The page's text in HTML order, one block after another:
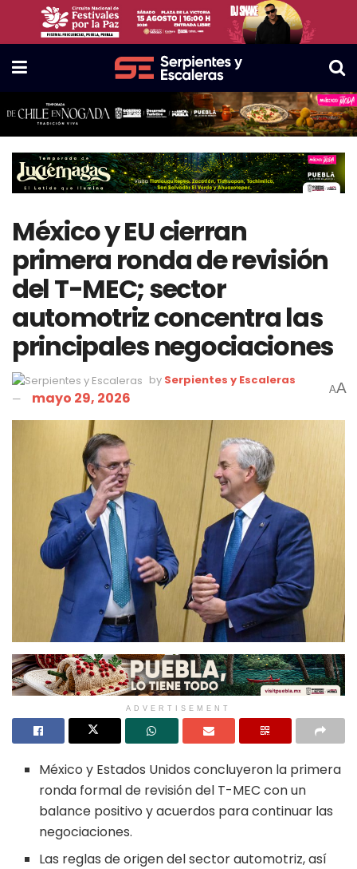
México y EU cierran
primera ronda de revisión
del T-MEC; sector
automotriz concentra las
principales negociaciones
by Serpientes y Escaleras
mayo 29, 2026 AA
ADVERTISEMENT
México y Estados Unidos concluyeron la primera
ronda formal de revisión del T-MEC con un
balance positivo y acuerdos para continuar las
negociaciones.
Las reglas de origen del sector automotriz, así